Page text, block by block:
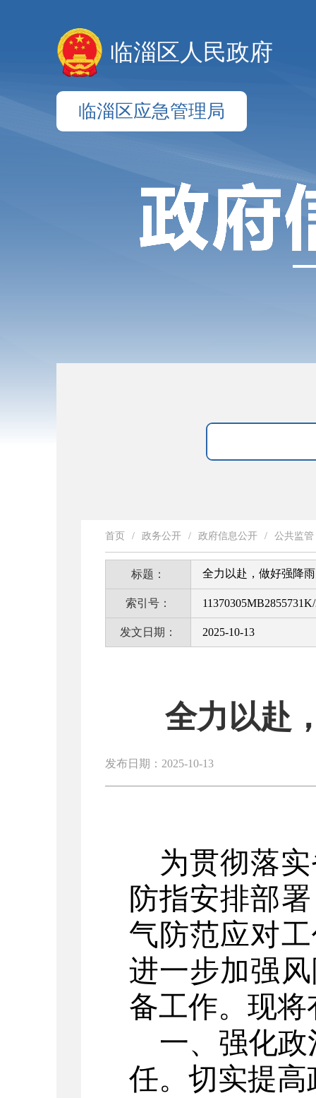
临淄区人民政府
临淄区应急管理局
首页 / 政务公开 / 政府信息公开 / 公共监管
标题： 全力以赴，做好强降
索引号：
发文日期： 2025-10-13
全力以赴
发布日期：2025-10-13
为贯彻落
防指安排部
气防范应对
进一步加强
备工作。现
一、强化
任。 切实提高